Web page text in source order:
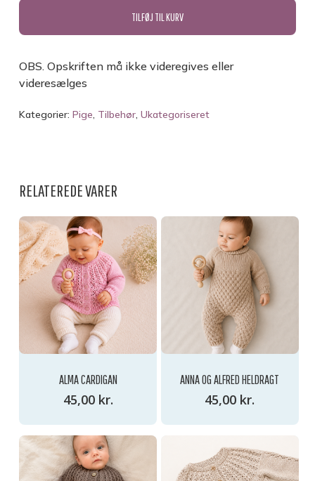
INGEN VARER I KURVEN.
GO TO SHOP
TILFØJ TIL KURV
OBS. Opskriften må ikke videregives eller
videresælges
Kategorier: Pige, Tilbehør, Ukategoriseret
RELATEREDE VARER
ALMA CARDIGAN
45,00 kr.
ANNA OG ALFRED HELDRAGT
45,00 kr.